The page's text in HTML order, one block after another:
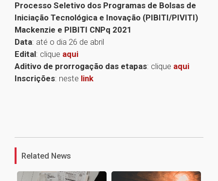
Processo Seletivo dos Programas de Bolsas de
Iniciação Tecnológica e Inovação (PIBITI/PIVITI)
Mackenzie e PIBITI CNPq 2021
Data: até o dia 26 de abril
Edital: clique aqui
Aditivo de prorrogação das etapas: clique aqui
Inscrições: neste link
Related News